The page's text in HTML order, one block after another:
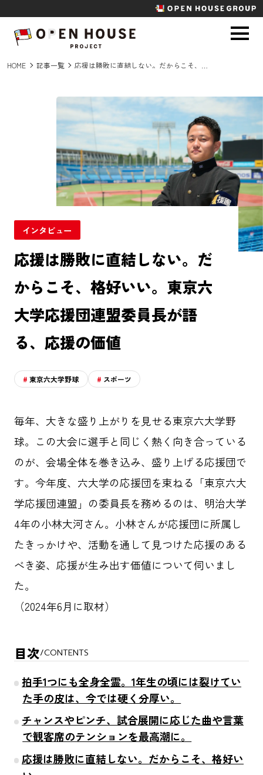
HOME 記事一覧
インタビュー
応援は勝敗に直結しない。だ
からこそ、格好いい。東京六
大学応援団連盟委員長が語
る、応援の価値
東京六大学野球 スポーツ
毎年、大きな盛り上がりを見せる東京六大学野
球。この大会に選手と同じく熱く向き合っている
のが、会場全体を巻き込み、盛り上げる応援団で
す。今年度、六大学の応援団を束ねる「東京六大
学応援団連盟」の委員長を務めるのは、明治大学
4年の小林大河さん。小林さんが応援団に所属し
たきっかけや、活動を通して見つけた応援のある
べき姿、応援が生み出す価値について伺いまし
た。
（2024年6月に取材）
目次/CONTENTS
拍手1つにも全身全霊。1年生の頃には裂けてい
た手の皮は、今では硬く分厚い。
チャンスやピンチ、試合展開に応じた曲や言葉
で観客席のテンションを最高潮に。
応援は勝敗に直結しない。だからこそ、格好い